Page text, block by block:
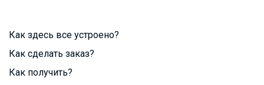
Как здесь все устроено?
Как сделать заказ?
Как получить?